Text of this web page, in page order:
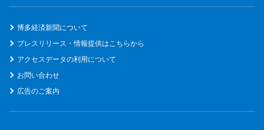
博多経済新聞について
プレスリリース・情報提供はこちらから
アクセスデータの利用について
お問い合わせ
広告のご案内